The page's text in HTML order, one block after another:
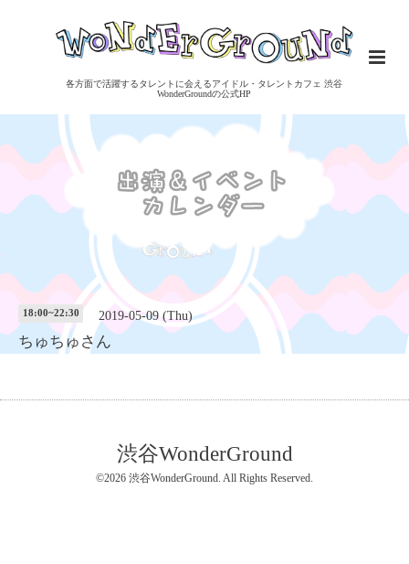
各方面で活躍するタレントに会えるアイドル・タレントカフェ 渋谷
WonderGroundの公式HP
18:00~22:30 2019-05-09 (Thu)
ちゅちゅさん
渋谷WonderGround
©2026 渋谷WonderGround. All Rights Reserved.